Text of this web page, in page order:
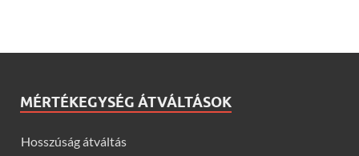
MÉRTÉKEGYSÉG ÁTVÁLTÁSOK
Hosszúság átváltás